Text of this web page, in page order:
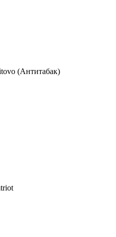
(Антитабак)